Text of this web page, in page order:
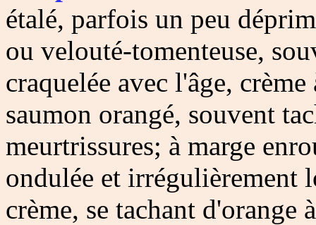
étalé, parfois un peu
ou velouté-tomenteuse,
craquelée avec l'âge,
saumon orangé, souvent
meurtrissures; à marge
ondulée et irrégulièrement
crème, se tachant